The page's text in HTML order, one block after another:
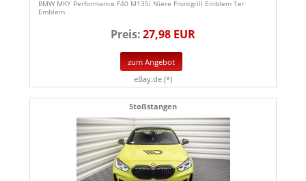
BMW MKY Performance F40 M135i Niere Frontgrill Emblem 1er
Emblem
Preis:27,98 EUR
zum Angebot
eBay.de (*)
Stoßstangen